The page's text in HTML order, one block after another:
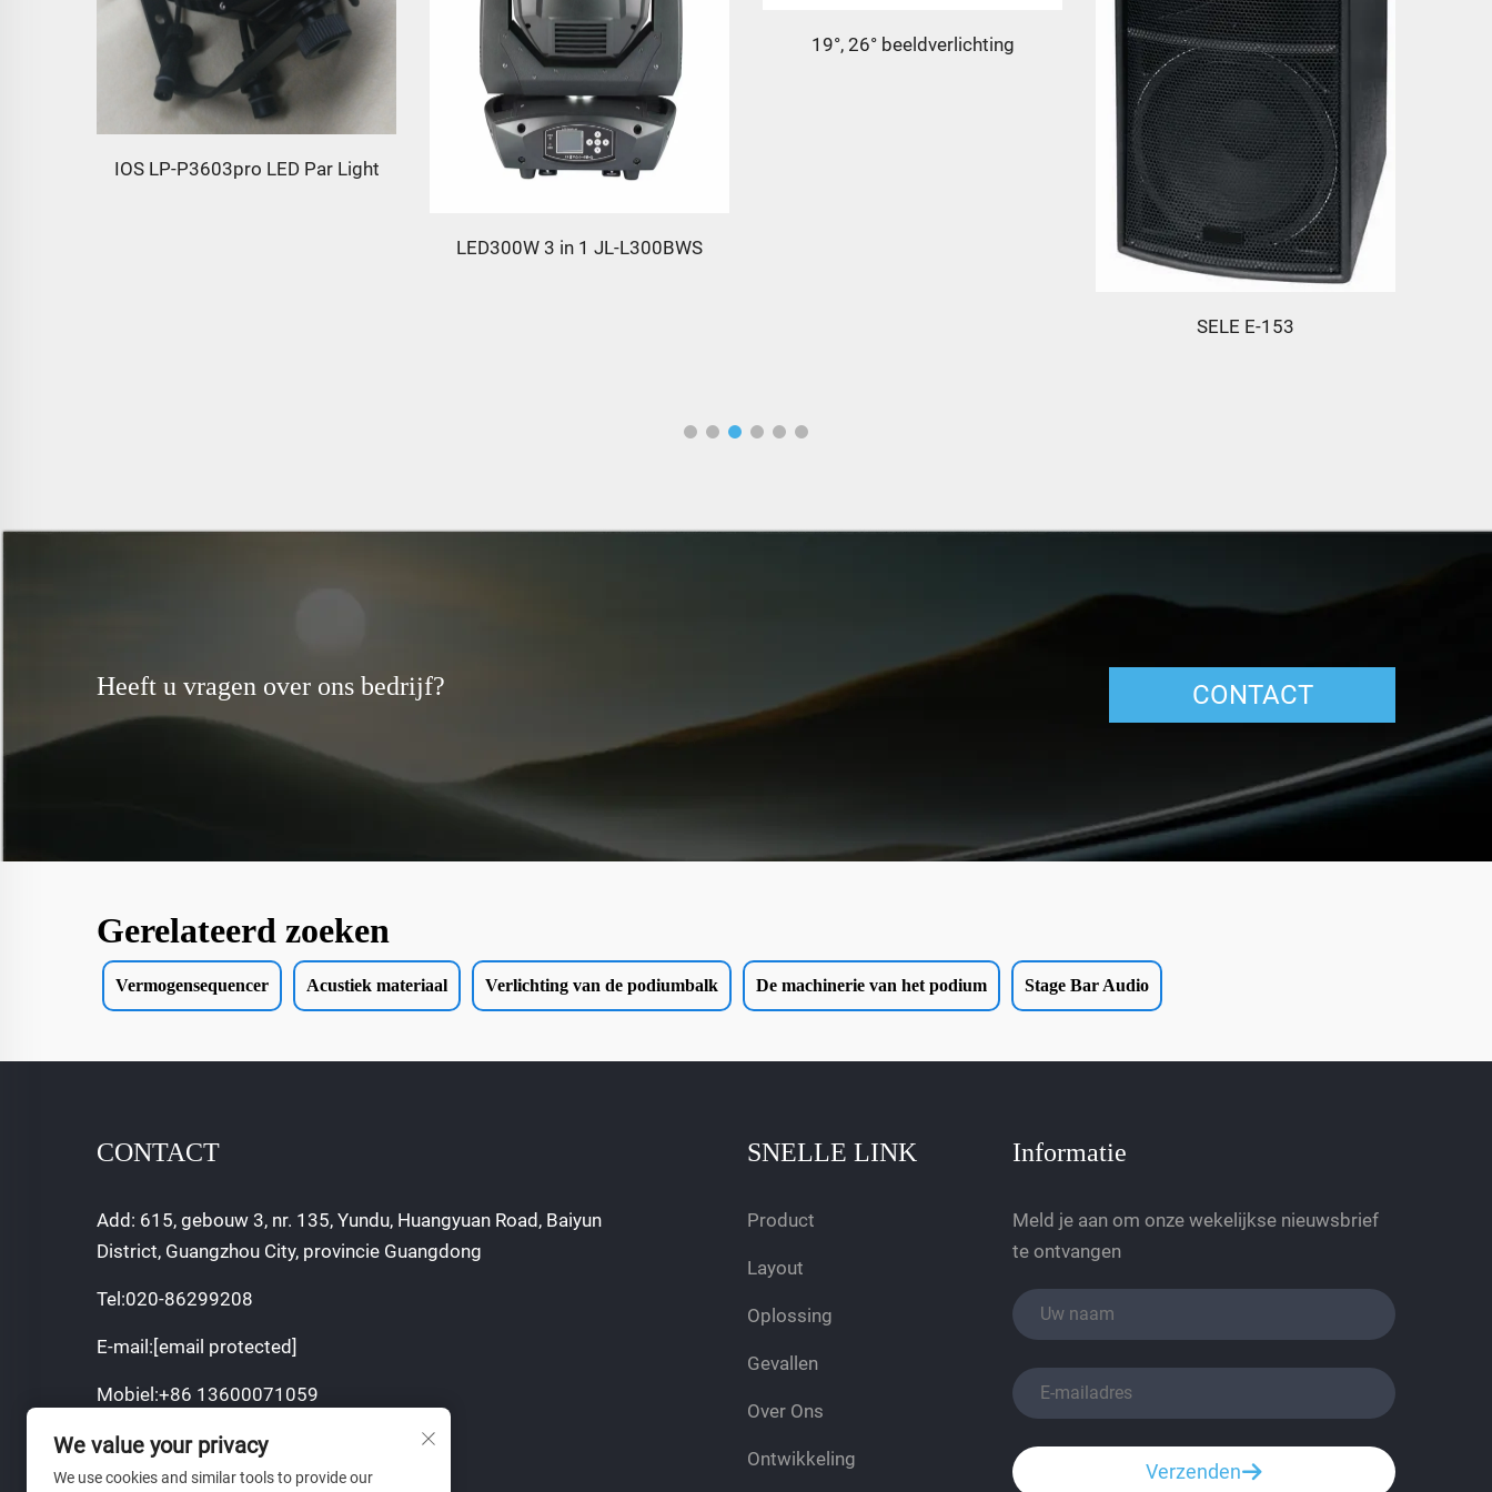
IOS LP-P3603pro LED Par Light
LED300W 3 in 1 JL-L300BWS
19°, 26° beeldverlichting
SELE E-153
Heeft u vragen over ons bedrijf? CONTACT
Gerelateerd zoeken
Vermogensequencer Acustiek materiaal Verlichting van de podiumbalk De machinerie van het podium Stage Bar Audio
CONTACT
Add: 615, gebouw 3, nr. 135, Yundu, Huangyuan Road, Baiyun
District, Guangzhou City, provincie Guangdong
Tel:020-86299208
E-mail: [email protected]
Mobiel:+86 13600071059
SNELLE LINK
Product
Layout
Oplossing
Gevallen
Over Ons
Ontwikkeling
Informatie
Meld je aan om onze wekelijkse nieuwsbrief
te ontvangen
Verzenden
We value your privacy
We use cookies and similar tools to provide our